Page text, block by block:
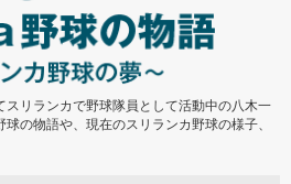
及へ
リランカで野球隊員として活動中の八木一
の物語や、現在のスリランカ野球の様子、